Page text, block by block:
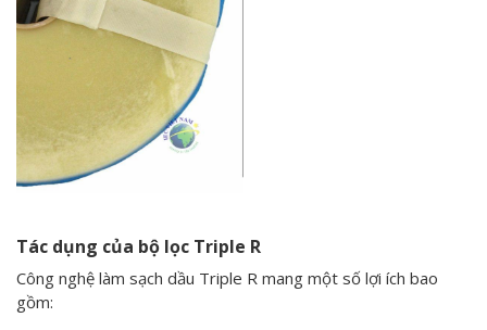
Tác dụng của bộ lọc Triple R
Công nghệ làm sạch dầu Triple R mang một số lợi ích bao
gồm: